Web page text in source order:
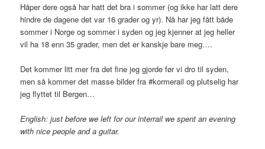
Håper dere også har hatt det bra i sommer (og ikke har latt dere
hindre de dagene det var 16 grader og yr). Nå har jeg fått både
sommer i Norge og sommer i syden og jeg kjenner at jeg heller
vil ha 18 enn 35 grader, men det er kanskje bare meg….
Det kommer litt mer fra det fine jeg gjorde før vi dro til syden,
men så kommer det masse bilder fra #kormerail og plutselig har
jeg flyttet til Bergen…
English: just before we left for our interrail we spent an evening
with nice people and a guitar.